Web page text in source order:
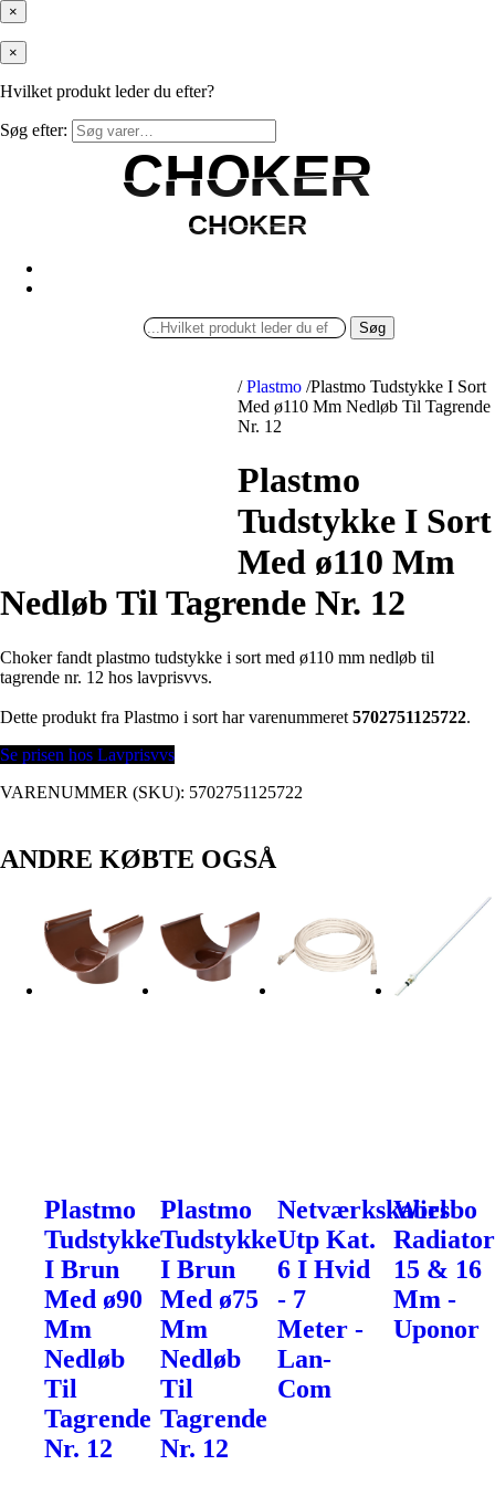
×
×
Hvilket produkt leder du efter?
Søg efter:
CHOKER
CHOKER
CHOKER
CHOKER
Søg
/ Plastmo /Plastmo Tudstykke I Sort
Med ø110 Mm Nedløb Til Tagrende
Nr. 12
Plastmo
Tudstykke I Sort
Med ø110 Mm
Nedløb Til Tagrende Nr. 12
Choker fandt plastmo tudstykke i sort med ø110 mm nedløb til
tagrende nr. 12 hos lavprisvvs.
Dette produkt fra Plastmo i sort har varenummeret 5702751125722.
Se prisen hos Lavprisvvs
VARENUMMER (SKU): 5702751125722
ANDRE KØBTE OGSÅ
Plastmo
Tudstykke
I Brun
Med ø90
Mm
Nedløb
Til
Tagrende
Nr. 12
Plastmo
Tudstykke
I Brun
Med ø75
Mm
Nedløb
Til
Tagrende
Nr. 12
Netværkskabel
Utp Kat.
6 I Hvid
- 7
Meter -
Lan-
Com
Wirsbo
15 & 16
Mm -
Uponor